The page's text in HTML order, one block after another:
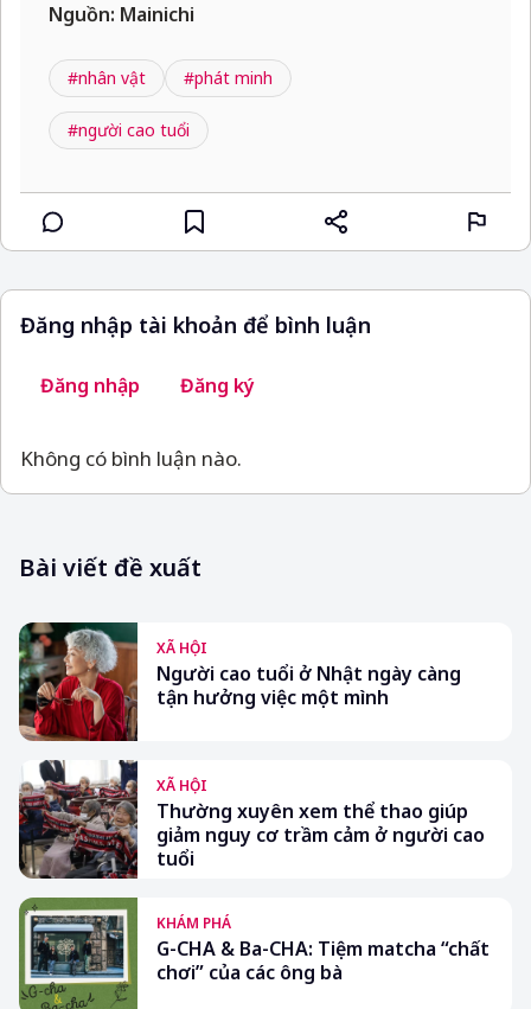
Nguồn: Mainichi
#nhân vật #phát minh
#người cao tuổi
Đăng nhập tài khoản để bình luận
Đăng nhập Đăng ký
Không có bình luận nào.
Bài viết đề xuất
XÃ HỘI
Người cao tuổi ở Nhật ngày càng
tận hưởng việc một mình
XÃ HỘI
Thường xuyên xem thể thao giúp
giảm nguy cơ trầm cảm ở người cao
tuổi
KHÁM PHÁ
G-CHA & Ba-CHA: Tiệm matcha “chất
chơi” của các ông bà